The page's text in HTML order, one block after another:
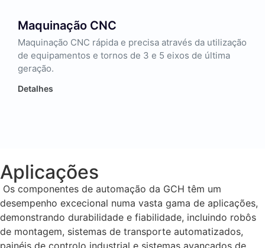
Maquinação CNC
Maquinação CNC rápida e precisa através da utilização
de equipamentos e tornos de 3 e 5 eixos de última
geração.
Detalhes
Aplicações
Os componentes de automação da GCH têm um
desempenho excecional numa vasta gama de aplicações,
demonstrando durabilidade e fiabilidade, incluindo robôs
de montagem, sistemas de transporte automatizados,
painéis de controlo industrial e sistemas avançados de